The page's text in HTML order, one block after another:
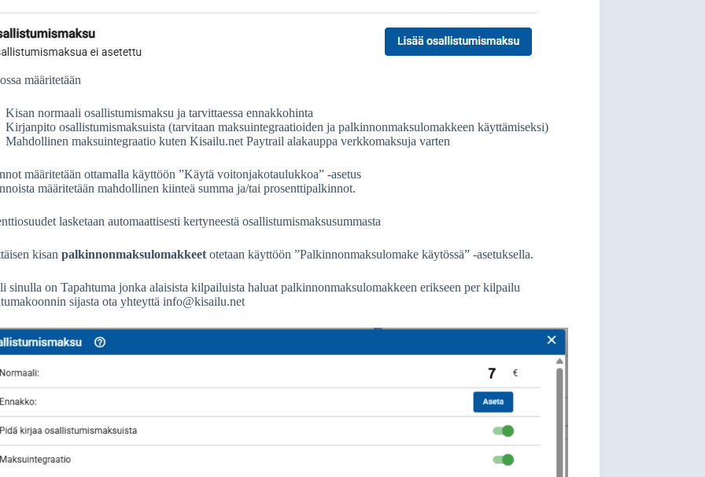
määritetään
Kisan normaali osallistumismaksu ja tarvittaessa ennakkohinta
Kirjanpito osallistumismaksuista (tarvitaan maksuintegraatioiden ja palkinnonmaksulomakkeen käyttämiseksi)
Mahdollinen maksuintegraatio kuten Kisailu.net Paytrail alakauppa verkkomaksuja varten
määritetään ottamalla käyttöön ”Käytä voitonjakotaulukkoa” -asetus
määritetään mahdollinen kiinteä summa ja/tai prosenttipalkinnot.
lasketaan automaattisesti kertyneestä osallistumismaksusummasta
kisan palkinnonmaksulomakkeet otetaan käyttöön ”Palkinnonmaksulomake käytössä” -asetuksella.
sinulla on Tapahtuma jonka alaisista kilpailuista haluat palkinnonmaksulomakkeen erikseen per kilpailu
sijasta ota yhteyttä info@kisailu.net